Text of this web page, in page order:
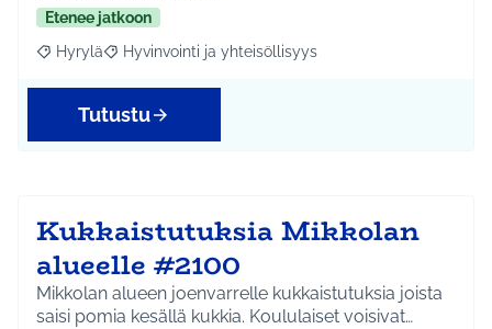
Etenee jatkoon
Rajaa tulokset aihepiirin mukaan: Hyrylä
Hyrylä Rajaa tulokset teeman mukaan: Hyvinvointi ja
Hyvinvointi ja yhteisöllisyys
Tutustu
Kukkaistutuksia Mikkolan
alueelle #2100
Mikkolan alueen joenvarrelle kukkaistutuksia joista
saisi pomia kesällä kukkia. Koululaiset voisivat…